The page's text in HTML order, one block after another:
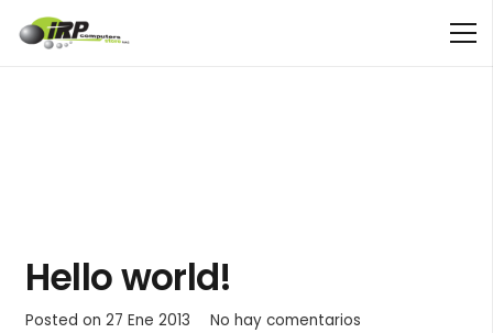
Hello world!
Posted on 27 Ene 2013 No hay comentarios